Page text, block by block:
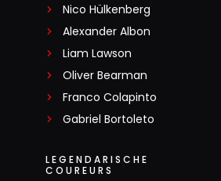
Nico Hülkenberg
Alexander Albon
Liam Lawson
Oliver Bearman
Franco Colapinto
Gabriel Bortoleto
LEGENDARISCHE
COUREURS